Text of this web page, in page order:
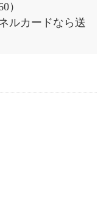
）
ルカードなら送